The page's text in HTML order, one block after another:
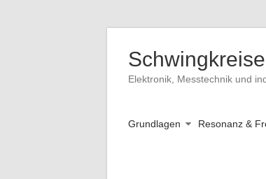
content
Elektronik, Messtechnik und
Grundlagen Resonanz &